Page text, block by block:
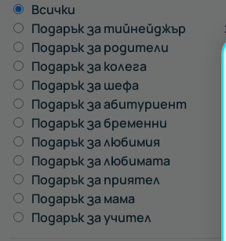
Всички
Подарък за тийнейджър
Подарък за родители
Подарък за колега
Подарък за шефа
Подарък за абитуриент
Подарък за бременни
Подарък за любимия
Подарък за любимата
Подарък за приятел
Подарък за мама
Подарък за учител